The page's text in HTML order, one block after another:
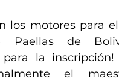
los motores para el
Paellas de
para la inscripción!
el